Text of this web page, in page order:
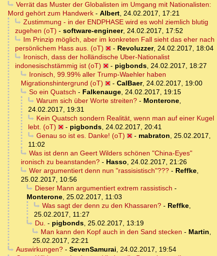
Verrät das Muster der Globalisten im Umgang mit Nationalisten:
Mord gehört zum Handwerk - Albert, 24.02.2017, 17:21
Zustimmung - in der ENDPHASE wird es wohl ziemlich blutig
zugehen (oT) - software-engineer, 24.02.2017, 17:52
Im Prinzip möglich, aber im konkreten Fall sieht das eher nach
persönlichem Hass aus. (oT)
- Revoluzzer, 24.02.2017, 18:04
Ironisch, dass der holländische Uber-Nationalist
indonesischstämmig ist (oT)
- pigbonds, 24.02.2017, 18:27
Ironisch, 99.99% aller Trump-Waehler haben
Migrationshintergrund (oT)
- CalBaer, 24.02.2017, 19:00
So ein Quatsch - Falkenauge, 24.02.2017, 19:15
Warum sich über Worte streiten?- Monterone,
24.02.2017, 19:31
Kein Quatsch sondern Realität, wenn man auf einer Kugel
lebt. (oT)
- pigbonds, 24.02.2017, 20:41
Genau so ist es. Danke! (oT)
- mabraton, 25.02.2017,
11:02
Was ist denn an Geert Wilders schönen "China-Eyes"
ironisch zu beanstanden? - Hasso, 24.02.2017, 21:26
Wer argumentiert denn nun "rassisistisch"???- Reffke,
25.02.2017, 10:56
Dieser Mann argumentiert extrem rassistisch -
Monterone, 25.02.2017, 11:03
Was sagt der denn zu den Khassaren?- Reffke,
25.02.2017, 11:27
Du. - pigbonds, 25.02.2017, 13:19
Man kann den Kopf auch in den Sand stecken - Martin,
25.02.2017, 22:21
Auswirkungen?- SevenSamurai, 24.02.2017, 19:54